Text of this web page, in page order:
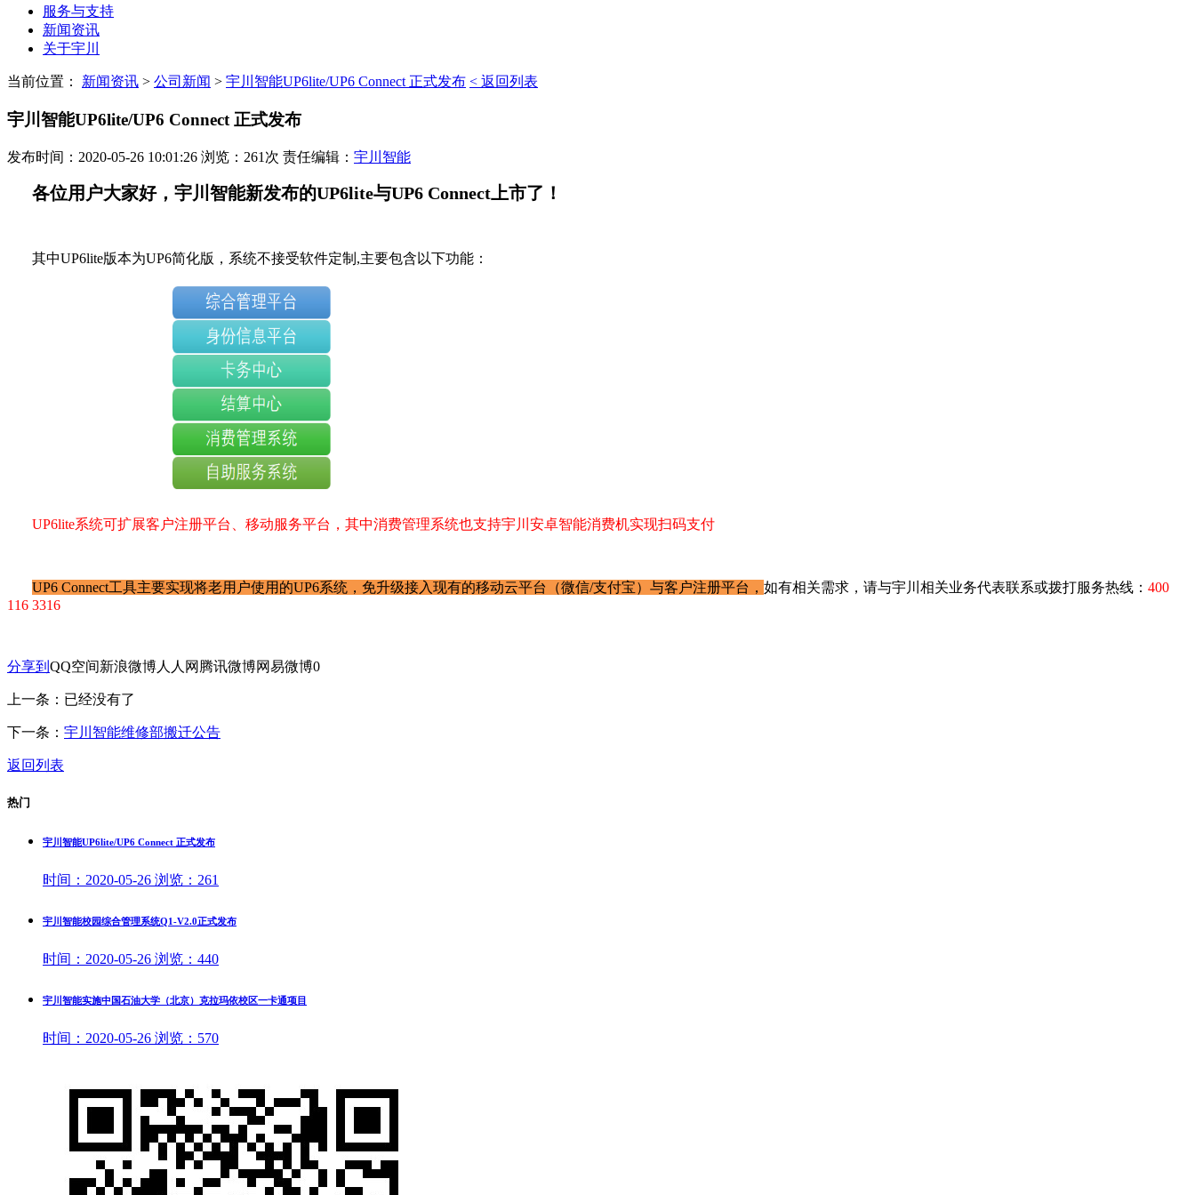
服务与支持
新闻资讯
关于宇川
当前位置： 新闻资讯 > 公司新闻 > 宇川智能UP6lite/UP6 Connect 正式发布 < 返回列表
宇川智能UP6lite/UP6 Connect 正式发布
发布时间：2020-05-26 10:01:26 浏览：261次 责任编辑： 宇川智能
各位用户大家好，宇川智能新发布的UP6lite与UP6 Connect上市了！
其中UP6lite版本为UP6简化版，系统不接受软件定制,主要包含以下功能：
UP6lite系统可扩展客户注册平台、移动服务平台，其中消费管理系统也支持宇川安卓智能消费机实现扫码支付
UP6 Connect工具主要实现将老用户使用的UP6系统，免升级接入现有的移动云平台（微信/支付宝）与客户注册平台， 如有相关需求，请与宇川相关业务代表联系或拨打服务热线： 400
116 3316
分享到 QQ空间新浪微博人人网 腾讯微博网易微博0
上一条：已经没有了
下一条： 宇川智能维修部搬迁公告
返回列表
热门
宇川智能UP6lite/UP6 Connect 正式发布
时间： 2020-05-26 浏览： 261
宇川智能校园综合管理系统Q1-V2.0正式发布
时间： 2020-05-26 浏览： 440
宇川智能实施中国石油大学（北京）克拉玛依校区一卡通项目
时间： 2020-05-26 浏览： 570